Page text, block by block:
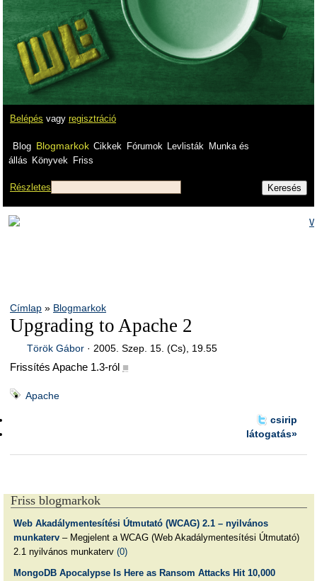
Belépés vagy regisztráció
Blog Blogmarkok Cikkek Fórumok Levlisták
Munka és
állás Könyvek Friss
Részletes
Címlap » Blogmarkok
Upgrading to Apache 2
Török Gábor· 2005. Szep. 15. (Cs), 19.55
Frissítés Apache 1.3-ról ■
Apache
csirip
látogatás»
Friss blogmarkok
Web Akadálymentesítési Útmutató (WCAG) 2.1 – nyilvános
munkaterv– Megjelent a WCAG (Web Akadálymentesítési Útmutató)
2.1 nyilvános munkaterv (0)
MongoDB Apocalypse Is Here as Ransom Attacks Hit 10,000